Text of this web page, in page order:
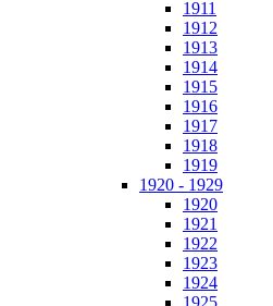
1911
1912
1913
1914
1915
1916
1917
1918
1919
1920 - 1929
1920
1921
1922
1923
1924
1925